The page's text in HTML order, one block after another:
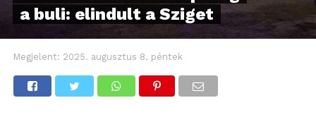
a buli: elindult a Sziget
Megjelent: 2025. augusztus 8. péntek